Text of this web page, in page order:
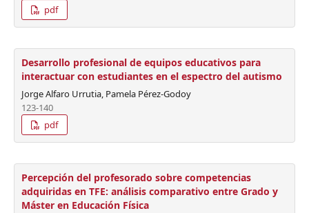
pdf
Desarrollo profesional de equipos educativos para
interactuar con estudiantes en el espectro del autismo
Jorge Alfaro Urrutia, Pamela Pérez-Godoy
123-140
pdf
Percepción del profesorado sobre competencias
adquiridas en TFE: análisis comparativo entre Grado y
Máster en Educación Física